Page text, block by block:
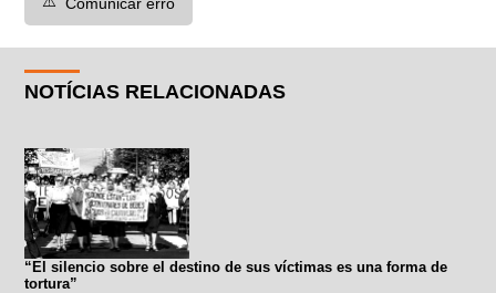
NOTÍCIAS RELACIONADAS
“El silencio sobre el destino de sus víctimas es una forma de
tortura”